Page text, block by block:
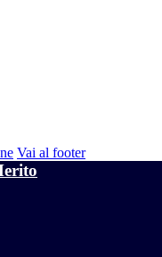
Vai al footer